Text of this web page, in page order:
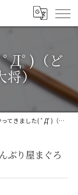
ﾟДﾟ)（ど
将）
ました( ﾟДﾟ)（どんぶり屋まぐろ大将）
ぶり屋まぐろ